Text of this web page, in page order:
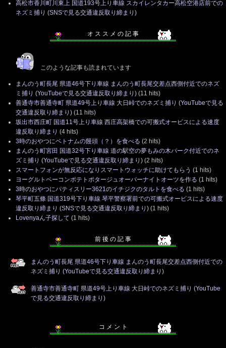
高松市香川町川東上 国道193号上り車線 スカイレンタカー高松空港店前での
ネズミ捕り (SNSで見る交通違反取り締まり)
オ ス ス メ の 記 事
このような記事も読まれています
まんのう町長尾 県道46号下り車線 まんのう町長尾交差点西側付近でのネズ
ミ捕り (YouTubeで見る交通違反取り締まり) (11 hits)
善通寺市善通寺町 県道49号上り車線 大日峠でのネズミ捕り (YouTubeで見る
交通違反取り締まり) (11 hits)
坂出市西庄町 国道11号上り車線 西庄高架橋での可搬式オービスによる速度
違反取り締まり (4 hits)
3時のおやつにベトナムの饅頭（？）を食べる (2 hits)
まんのう町宮田 国道32号下り車線 道の駅空の夢もみの木パーク付近でのネ
ズミ捕り (YouTubeで見る交通違反取り締まり) (2 hits)
スマートフォンが無反応になりスマートウォッチに助けてもらう (1 hits)
ヨーグルトベーコンポテトポタージュオーバーナイトオーツを作る (1 hits)
3時のおやつにパティスリー3621のイチジクのタルトを食べる (1 hits)
琴平町五條 国道319号下り車線 琴平警察署前での可搬式オービスによる速度
違反取り締まり (SNSで見る交通違反取り締まり) (1 hits)
Lovenyaん子探して (1 hits)
前 後 の 記 事
まんのう町長尾 県道46号下り車線 まんのう町長尾交差点西側付近での
ネズミ捕り (YouTubeで見る交通違反取り締まり)
善通寺市善通寺町 県道49号上り車線 大日峠でのネズミ捕り (YouTube
で見る交通違反取り締まり)
コ メ ン ト